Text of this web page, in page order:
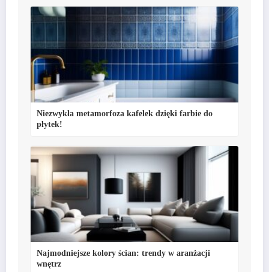
Niezwykła metamorfoza kafelek dzięki farbie do
płytek!
Najmodniejsze kolory ścian: trendy w aranżacji
wnętrz